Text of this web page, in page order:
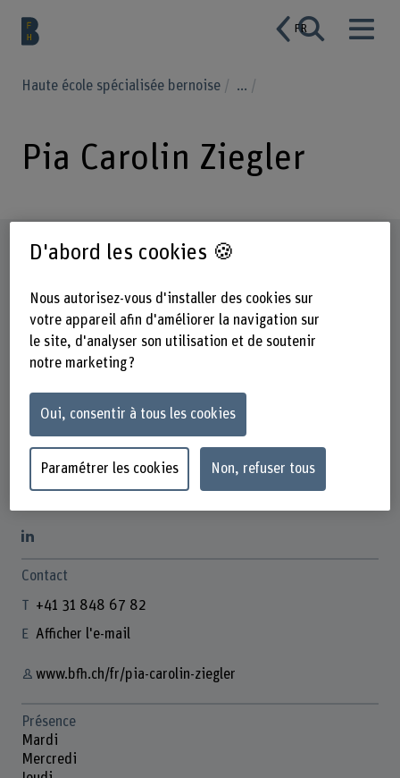
FR
Haute école spécialisée bernoise ...
Pia Carolin Ziegler
Profil
Contact
+41 31 848 67 82
Afficher l'e-mail
www.bfh.ch/fr/pia-carolin-ziegler
Présence
Mardi
Mercredi
D'abord les cookies 🍪
Nous autorisez-vous d'installer des cookies sur
votre appareil afin d'améliorer la navigation sur
le site, d'analyser son utilisation et de soutenir
notre marketing ?
Oui, consentir à tous les cookies
Paramétrer les cookies Non, refuser tous